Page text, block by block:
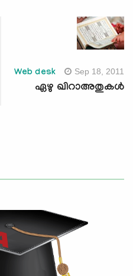
Web desk Sep 18, 2011
ഏഴു ഖിറാഅതുകള്‍